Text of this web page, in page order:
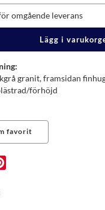
omgående leverans
Lägg i
granit, framsidan
förhöjd
favorit